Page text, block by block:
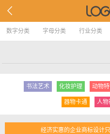
数字分类 字母分类 行业分类
书法艺术 化妆护理 动物
器物卡通 人物
经济实惠的企业商标设计